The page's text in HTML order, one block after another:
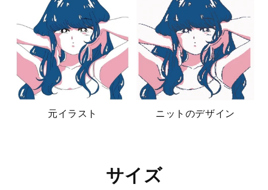
元イラスト ニットのデザイン
サイズ